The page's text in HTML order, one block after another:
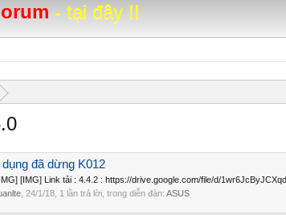
- tại đây !!
đã dừng K012
[IMG] Link tải : 4.4.2 : https://drive.google.com/file/d/
24/1/18 , 1 lần trả lời, trong diễn đàn: ASUS